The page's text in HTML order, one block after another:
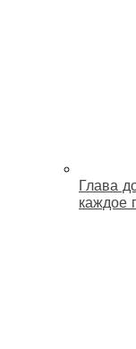
Глава
каждое